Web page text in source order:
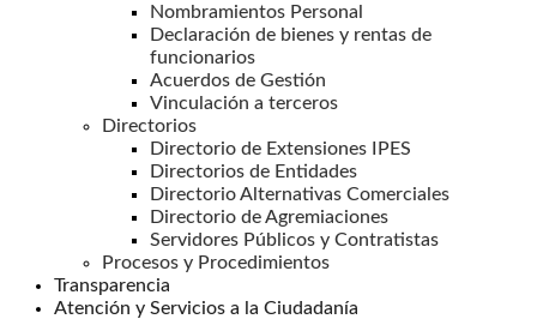
Nombramientos Personal
Declaración de bienes y rentas de
funcionarios
Acuerdos de Gestión
Vinculación a terceros
Directorios
Directorio de Extensiones IPES
Directorios de Entidades
Directorio Alternativas Comerciales
Directorio de Agremiaciones
Servidores Públicos y Contratistas
Procesos y Procedimientos
Transparencia
Atención y Servicios a la Ciudadanía